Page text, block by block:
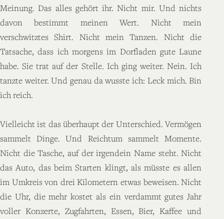
Meinung. Das alles gehört ihr. Nicht mir. Und nichts
davon bestimmt meinen Wert. Nicht mein
verschwitztes Shirt. Nicht mein Tanzen. Nicht die
Tatsache, dass ich morgens im Dorfladen gute Laune
habe. Sie trat auf der Stelle. Ich ging weiter. Nein. Ich
tanzte weiter. Und genau da wusste ich: Leck mich. Bin
ich reich.
Vielleicht ist das überhaupt der Unterschied. Vermögen
sammelt Dinge. Und Reichtum sammelt Momente.
Nicht die Tasche, auf der irgendein Name steht. Nicht
das Auto, das beim Starten klingt, als müsste es allen
im Umkreis von drei Kilometern etwas beweisen. Nicht
die Uhr, die mehr kostet als ein verdammt gutes Jahr
voller Konzerte, Zugfahrten, Essen, Bier, Kaffee und